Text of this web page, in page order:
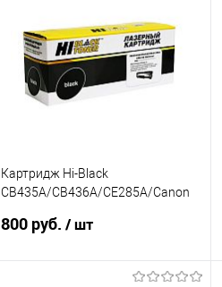
Купить в 1 клик
Сравнение
В избранное
В наличии
Картридж Hi-Black
CB435A/CB436A/CE285A/Canon
800 руб. / шт